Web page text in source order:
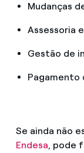
Mudanças
Assessoria
Gestão de
Pagamento
Se ainda não
Endesa, pode